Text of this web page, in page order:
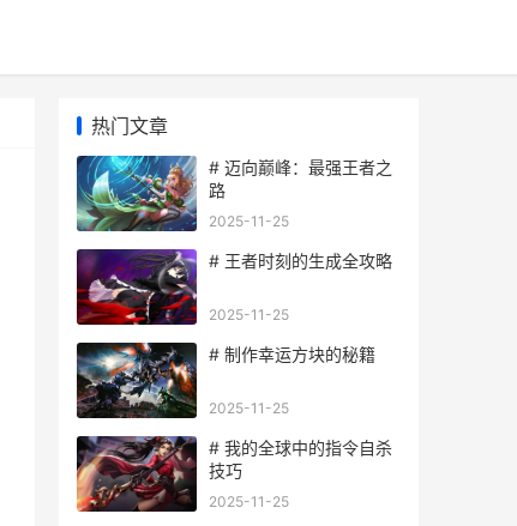
热门文章
# 迈向巅峰：最强王者之
路
2025-11-25
# 王者时刻的生成全攻略
2025-11-25
# 制作幸运方块的秘籍
2025-11-25
# 我的全球中的指令自杀
技巧
2025-11-25